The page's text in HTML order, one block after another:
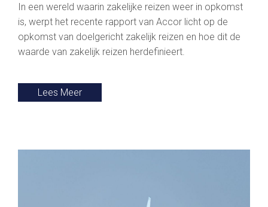
In een wereld waarin zakelijke reizen weer in opkomst
is, werpt het recente rapport van Accor licht op de
opkomst van doelgericht zakelijk reizen en hoe dit de
waarde van zakelijk reizen herdefinieert.
Lees Meer